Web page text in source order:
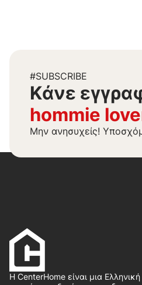
#SUBSCRIBE
Kάνε
hommie
Μην ανησυχείς!
Η CenterHome είναι μια